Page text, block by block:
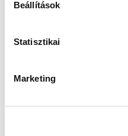
Beállítások
Statisztikai
Marketing